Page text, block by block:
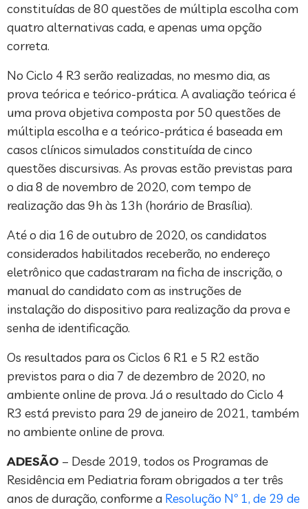
constituídas de 80 questões de múltipla escolha com
quatro alternativas cada, e apenas uma opção
correta.
No Ciclo 4 R3 serão realizadas, no mesmo dia, as
prova teórica e teórico-prática. A avaliação teórica é
uma prova objetiva composta por 50 questões de
múltipla escolha e a teórico-prática é baseada em
casos clínicos simulados constituída de cinco
questões discursivas. As provas estão previstas para
o dia 8 de novembro de 2020, com tempo de
realização das 9h às 13h (horário de Brasília).
Até o dia 16 de outubro de 2020, os candidatos
considerados habilitados receberão, no endereço
eletrônico que cadastraram na ficha de inscrição, o
manual do candidato com as instruções de
instalação do dispositivo para realização da prova e
senha de identificação.
Os resultados para os Ciclos 6 R1 e 5 R2 estão
previstos para o dia 7 de dezembro de 2020, no
ambiente online de prova. Já o resultado do Ciclo 4
R3 está previsto para 29 de janeiro de 2021, também
no ambiente online de prova.
ADESÃO – Desde 2019, todos os Programas de
Residência em Pediatria foram obrigados a ter três
anos de duração, conforme a Resolução Nº 1, de 29 de